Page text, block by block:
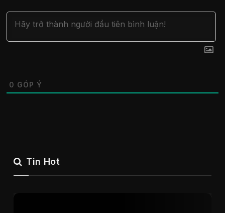
0 GÓP Ý
Tin Hot